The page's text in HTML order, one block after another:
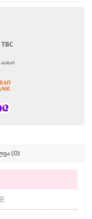
(0)